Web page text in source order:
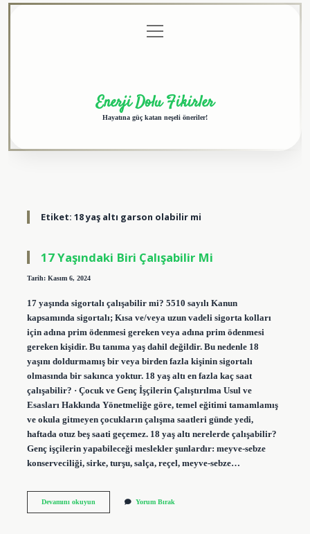
menüyü
aç
Enerji Dolu Fikirler
Hayatına güç katan neşeli öneriler!
Etiket: 18 yaş altı garson olabilir mi
17 Yaşındaki Biri Çalışabilir Mi
Tarih: Kasım 6, 2024
17 yaşında sigortalı çalışabilir mi? 5510 sayılı Kanun
kapsamında sigortalı; Kısa ve/veya uzun vadeli sigorta kolları
için adına prim ödenmesi gereken veya adına prim ödenmesi
gereken kişidir. Bu tanıma yaş dahil değildir. Bu nedenle 18
yaşını doldurmamış bir veya birden fazla kişinin sigortalı
olmasında bir sakınca yoktur. 18 yaş altı en fazla kaç saat
çalışabilir? · Çocuk ve Genç İşçilerin Çalıştırılma Usul ve
Esasları Hakkında Yönetmeliğe göre, temel eğitimi tamamlamış
ve okula gitmeyen çocukların çalışma saatleri günde yedi,
haftada otuz beş saati geçemez. 18 yaş altı nerelerde çalışabilir?
Genç işçilerin yapabileceği meslekler şunlardır: meyve-sebze
konserveciliği, sirke, turşu, salça, reçel, meyve-sebze…
Devamını okuyun17
Yorum Bırak